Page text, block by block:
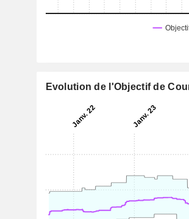
Evolution de l'Objectif de